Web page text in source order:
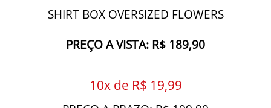
SHIRT BOX OVERSIZED FLOWERS
PREÇO A VISTA: R$ 189,90
10x de R$ 19,99